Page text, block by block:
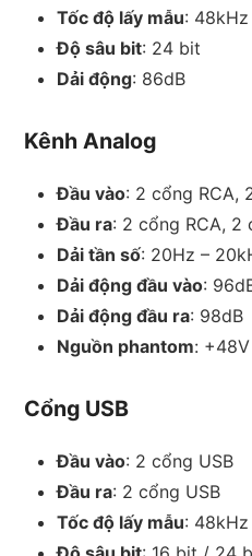
Tốc độ lấy mẫu: 48kHz
Độ sâu bit: 24 bit
Dải động: 86dB
Kênh Analog
Đầu vào: 2 cổng RCA,
Đầu ra: 2 cổng RCA,
Dải tần số: 20Hz –
Dải động đầu vào:
Dải động đầu ra: 98dB
Nguồn phantom:
Cổng USB
Đầu vào: 2 cổng USB
Đầu ra: 2 cổng USB
Tốc độ lấy mẫu: 48kHz